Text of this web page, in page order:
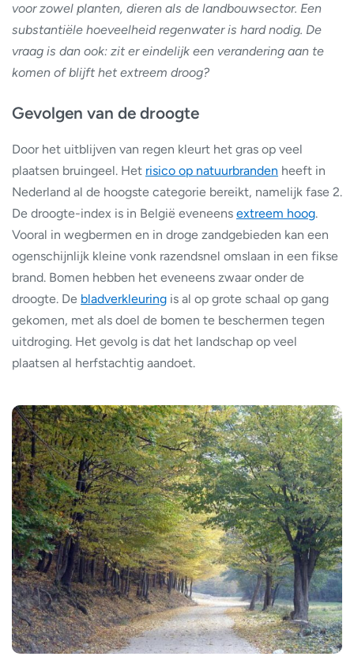
voor zowel planten, dieren als de landbouwsector. Een
substantiële hoeveelheid regenwater is hard nodig. De
vraag is dan ook: zit er eindelijk een verandering aan te
komen of blijft het extreem droog?
Gevolgen van de droogte
Door het uitblijven van regen kleurt het gras op veel
plaatsen bruingeel. Het risico op natuurbranden heeft in
Nederland al de hoogste categorie bereikt, namelijk fase 2.
De droogte-index is in België eveneens extreem hoog.
Vooral in wegbermen en in droge zandgebieden kan een
ogenschijnlijk kleine vonk razendsnel omslaan in een fikse
brand. Bomen hebben het eveneens zwaar onder de
droogte. De bladverkleuring is al op grote schaal op gang
gekomen, met als doel de bomen te beschermen tegen
uitdroging. Het gevolg is dat het landschap op veel
plaatsen al herfstachtig aandoet.